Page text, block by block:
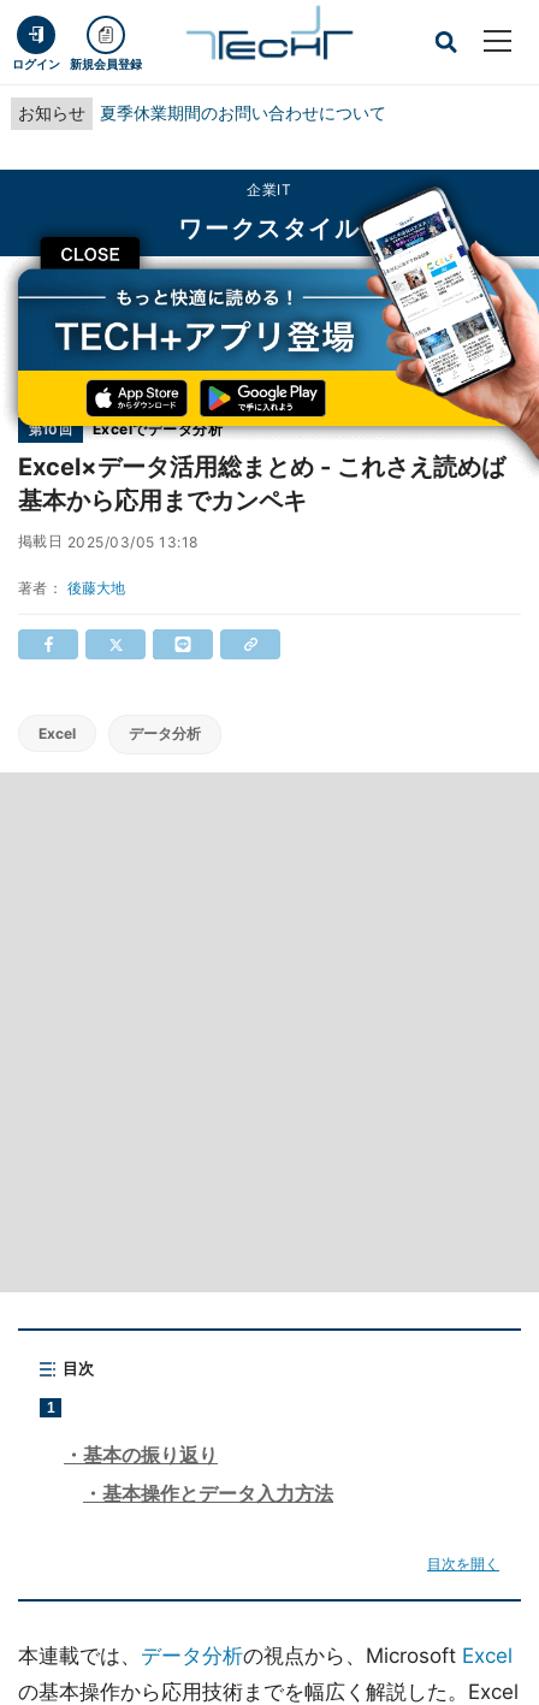
ログイン 新規会員登録
お知らせ 夏季休業期間のお問い合わせについて
CLOSE
企業IT
ワークスタイル
TECH+ 企業IT
ワークスタイル
Excel×データ活用総まとめ - これさえ読めば基本から応用までカンペキ
第10回 Excelでデータ分析
Excel×データ活用総まとめ - これさえ読めば
基本から応用までカンペキ
掲載日 2025/03/05 13:18
著者： 後藤大地
Excel データ分析
目次
1
基本の振り返り
基本操作とデータ入力方法
目次を開く
本連載では、 データ分析の視点から、Microsoft Excel
の基本操作から応用技術までを幅広く解説した。Excel